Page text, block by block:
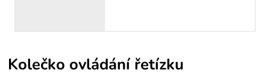
Kolečko ovládání řetízku